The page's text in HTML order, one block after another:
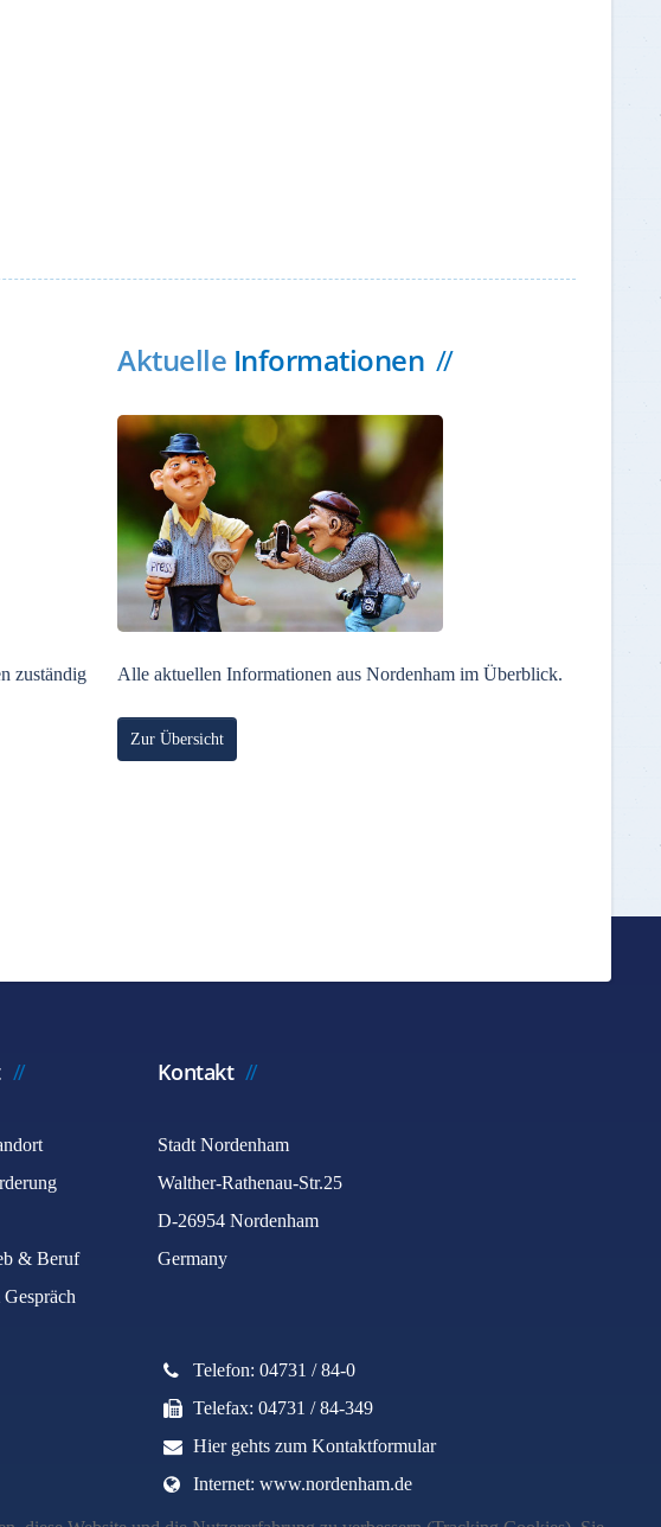
zuständig
Aktuelle Informationen
Alle aktuellen Informationen aus Nordenham im Überblick.
Zur Übersicht
& Beruf
Kontakt
Stadt Nordenham
Walther-Rathenau-Str.25
D-26954 Nordenham
Germany
Telefon: 04731 / 84-0
Telefax: 04731 / 84-349
Hier gehts zum Kontaktformular
Internet: www.nordenham.de